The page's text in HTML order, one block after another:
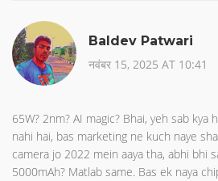
Baldev Patwari
नवंबर 15, 2025 AT 10:41
65W? 2nm? AI magic? Bhai, yeh sab kya
nahi hai, bas marketing ne kuch naye
camera jo 2022 mein aaya tha, abhi bhi
5000mAh? Matlab same. Bas ek naya